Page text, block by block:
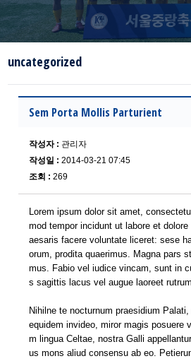
uncategorized
Sem Porta Mollis Parturient
작성자 : 관리자
작성일 : 2014-03-21 07:45
조회 : 269
Lorem ipsum dolor sit amet,
mod tempor incidunt ut labore et
aesaris facere voluntate liceret: sese
orum, prodita quaerimus. Magna pars
mus. Fabio vel iudice vincam, sunt in
s sagittis lacus vel augue laoreet
Nihilne te nocturnum praesidium
equidem invideo, miror magis posuere
m lingua Celtae, nostra Galli
us mons aliud consensu ab eo.